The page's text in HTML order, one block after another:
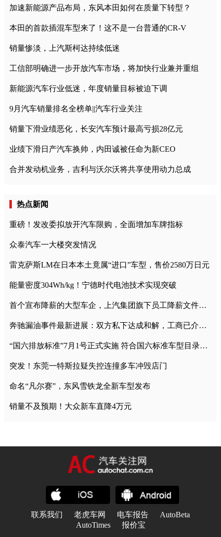
加速新能源产品布局，东风本田如何在质量下转型？
本田的首款插混车型来了！这不是一台普通的CR-V
销量惨淡，上汽斯柯达持续低迷
工信部明确进一步开放汽车市场，将加快行业兼并重组
新能源汽车行业低迷，年度销量目标被迫下调
9月汽车销量排名全榜单||汽车行业关注
销量下滑业绩恶化，长安汽车预计最高亏损28亿元
业绩下滑日产汽车换帅，内田诚被任命为新CEO
合并发动机业务，吉利与沃尔沃将共享使用动力总成
热点新闻
重磅！发改委拟放开汽车限购，全面增加车牌指标
众泰汽车一大楼突发情况
雷克萨斯LM在日本本土竟属“进口”车型，售价2580万日元
能量密度304Wh/kg！宁德时代电池技术实现突破
首个宣布降薪的大型车企，上汽集团旗下员工降薪文件曝光
奔驰漏油事件最新进展：双方私下达成和解，工商已介入调查
“国六排放标准”7月1号正式实施 符合国六标准车型目录一览
突发！东莞一特斯拉疑失控连撞多车冲毁店门
命名“凡尔赛”，东风雪铁龙全新车型发布
销量不及预期！大众新车直降4万元
联系我们 老虎车网 电车报告
AutoBeta
AutoTimes
报价宝